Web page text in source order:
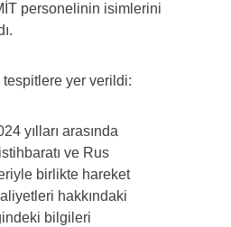
personelinin isimlerini
tespitlere yer verildi:
yılları arasında
ve Rus
birlikte hareket
hakkındaki
bilgileri